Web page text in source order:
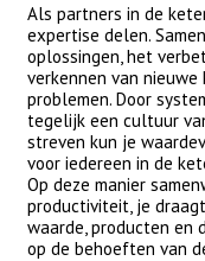
Als partners in de
expertise delen.
oplossingen, het
verkennen van
problemen. Door
tegelijk een cultuur
streven kun je
voor iedereen in de
Op deze manier
productiviteit, je
waarde, producten en
op de behoeften van